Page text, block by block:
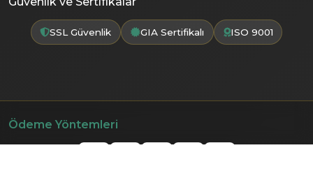
SSL Güvenlik GIA Sertifikalı ISO 9001
Ödeme Yöntemleri